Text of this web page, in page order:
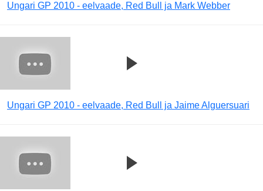
Ungari GP 2010 - eelvaade, Red Bull ja Mark Webber
Ungari GP 2010 - eelvaade, Red Bull ja Jaime Alguersuari